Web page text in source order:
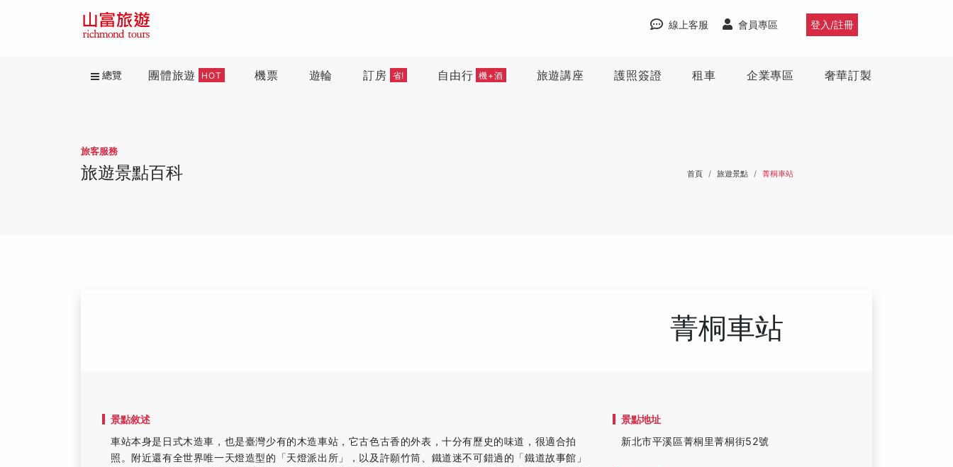
登入/註冊
會員專區
線上客服
總覽 團體旅遊 HOT 機票 遊輪 訂房 省! 自由行 機+酒 旅遊講座 護照簽證 租車 企業專區 奢華訂製
旅客服務
旅遊景點百科 首頁 旅遊景點 菁桐車站
菁桐車站
景點敘述
車站本身是日式木造車，也是臺灣少有的木造車站，它古色古香的外表，十分有歷史的味道，很適合拍
照。附近還有全世界唯一天燈造型的「天燈派出所」，以及許願竹筒、鐵道迷不可錯過的「鐵道故事館」
景點地址
新北市平溪區菁桐里菁桐街52號